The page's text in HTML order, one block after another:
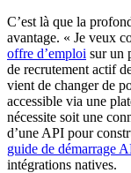
C’est là que la
avantage. « Je veux
offre d’emploi sur un
de recrutement actif
vient de changer de
accessible via une
nécessite soit une
d’une API pour
guide de démarrage
intégrations natives.